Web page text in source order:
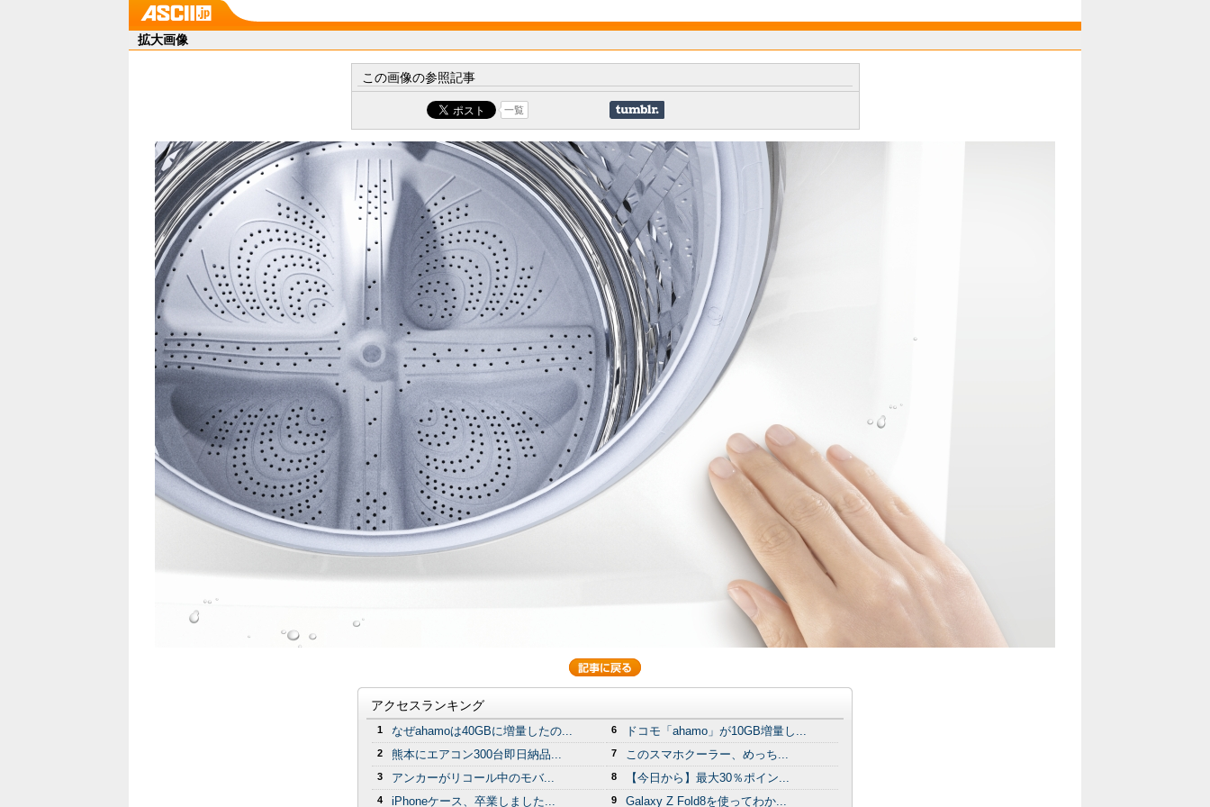
拡大画像
この画像の参照記事
一覧
アクセスランキング
1 なぜahamoは40GBに増量したの...
2 熊本にエアコン300台即日納品...
3 アンカーがリコール中のモバ...
4 iPhoneケース、卒業しました...
6 ドコモ「ahamo」が10GB増量し...
7 このスマホクーラー、めっち...
8 【今日から】最大30％ポイン...
9 Galaxy Z Fold8を使ってわか...